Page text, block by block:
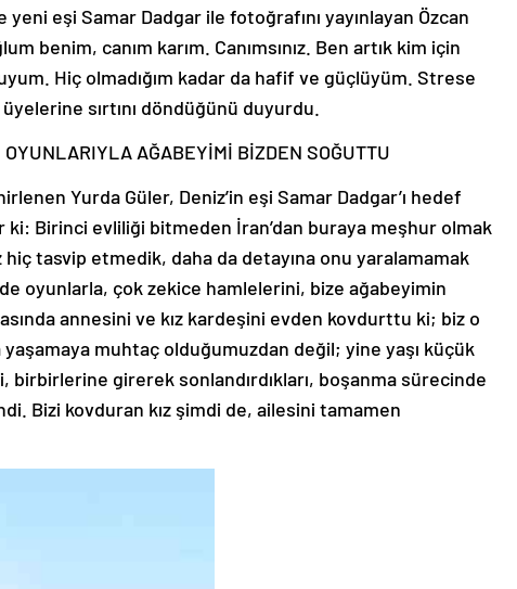
eşi Samar Dadgar ile fotoğrafını yayınlayan Özcan
benim, canım karım. Canımsınız. Ben artık kim için
Hiç olmadığım kadar da hafif ve güçlüyüm. Strese
sırtını döndüğünü duyurdu.
AĞABEYİMİ BİZDEN SOĞUTTU
Yurda Güler, Deniz’in eşi Samar Dadgar’ı hedef
ki: Birinci evliliği bitmeden İran’dan buraya meşhur olmak
hiç tasvip etmedik, daha da detayına onu yaralamamak
oyunlarla, çok zekice hamlelerini, bize ağabeyimin
annesini ve kız kardeşini evden kovdurttu ki; biz o
muhtaç olduğumuzdan değil; yine yaşı küçük
birbirlerine girerek sonlandırdıkları, boşanma sürecinde
Bizi kovduran kız şimdi de, ailesini tamamen